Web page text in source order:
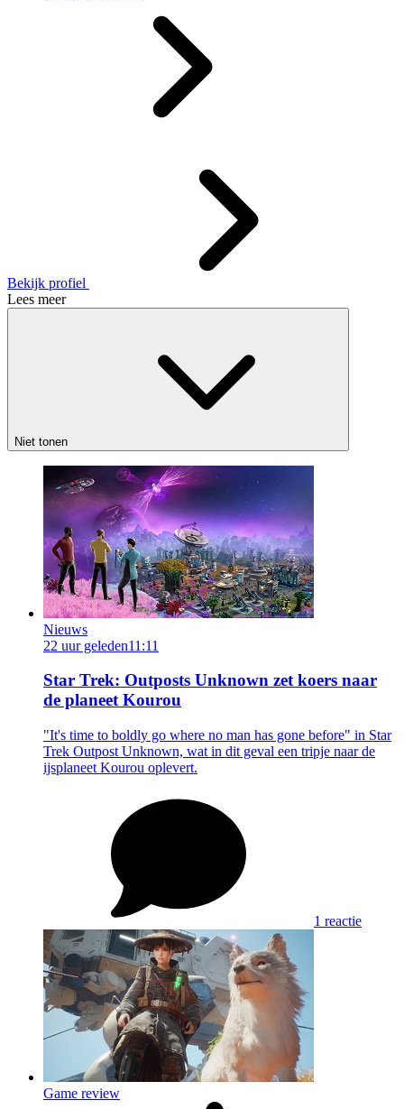
Bekijk profiel
Lees meer
Niet tonen
Nieuws
22 uur geleden11:11
Star Trek: Outposts Unknown zet koers naar
de planeet Kourou
"It's time to boldly go where no man has gone before" in Star
Trek Outpost Unknown, wat in dit geval een tripje naar de
ijsplaneet Kourou oplevert.
1 reactie
Game review